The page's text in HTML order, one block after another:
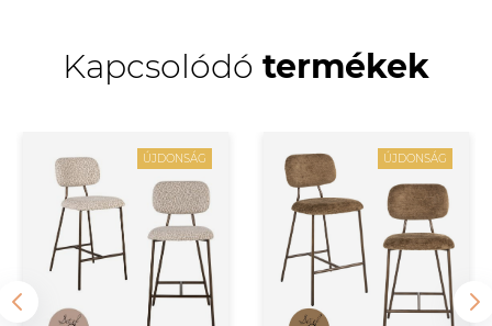
Kapcsolódó termékek
ÚJDONSÁG ÚJDONSÁG